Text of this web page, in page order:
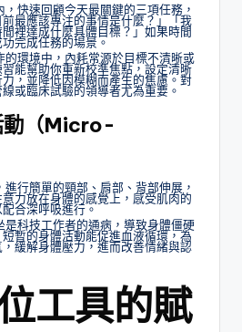
，快速回顧今天最關鍵的三項任務，
最應該專注的事情是什麼？」「我
裡達成什麼具體目標？」如果時間
完成任務的場景。
的環境中，內耗常源於目標不清晰或
能幫助你重新校準焦點，設定清晰
，並降低因模糊而產生的焦慮。對
或臨床試驗的領導者尤為重要。
動（Micro-
進行簡單的頸部、肩部、背部伸展，
力放在身體的感覺上，感受肌肉的
合深呼吸進行。
是科技工作者的通病，導致身體僵硬
暫的身體活動能促進血液循環，為
緩解身體壓力，進而改善情緒與認
工具的賦